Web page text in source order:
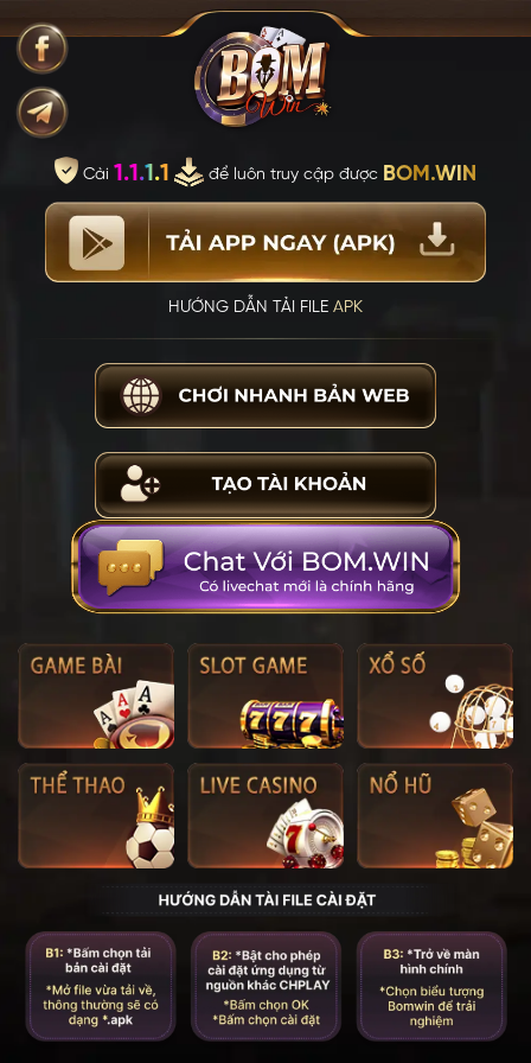
Cài 1.1.1.1 để luôn truy cập được BOM.WIN
HƯỚNG DẪN TẢI FILE APK